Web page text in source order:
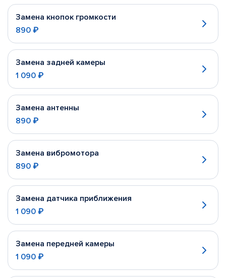
Замена кнопок громкости
890 ₽
Замена задней камеры
1 090 ₽
Замена антенны
890 ₽
Замена вибромотора
890 ₽
Замена датчика приближения
1 090 ₽
Замена передней камеры
1 090 ₽